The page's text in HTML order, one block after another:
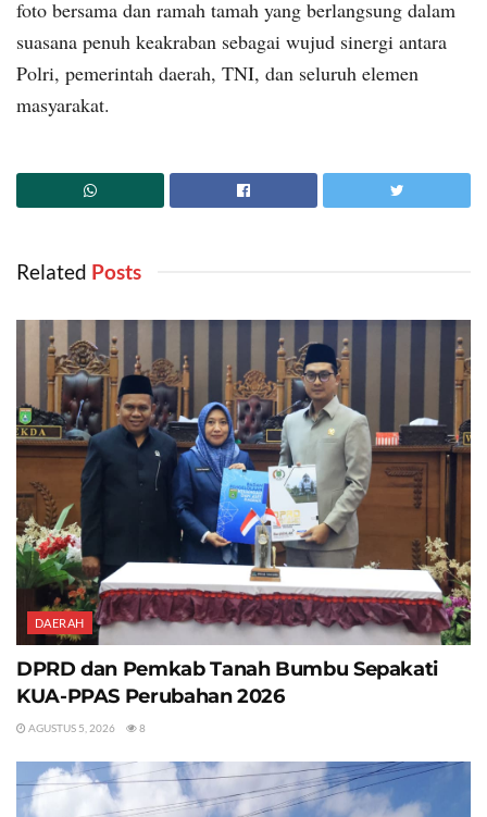
foto bersama dan ramah tamah yang berlangsung dalam
suasana penuh keakraban sebagai wujud sinergi antara
Polri, pemerintah daerah, TNI, dan seluruh elemen
masyarakat.
Related ‎ Posts
DAERAH
DPRD dan Pemkab Tanah Bumbu Sepakati
KUA-PPAS Perubahan 2026
AGUSTUS 5, 2026 8